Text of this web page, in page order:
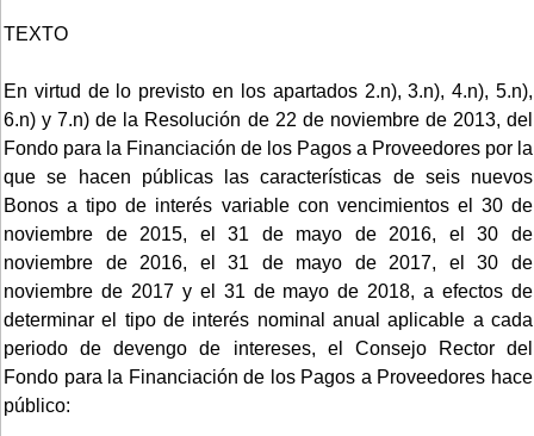
TEXTO
En virtud de lo previsto en los apartados 2.n), 3.n), 4.n), 5.n),
6.n) y 7.n) de la Resolución de 22 de noviembre de 2013, del
Fondo para la Financiación de los Pagos a Proveedores por la
que se hacen públicas las características de seis nuevos
Bonos a tipo de interés variable con vencimientos el 30 de
noviembre de 2015, el 31 de mayo de 2016, el 30 de
noviembre de 2016, el 31 de mayo de 2017, el 30 de
noviembre de 2017 y el 31 de mayo de 2018, a efectos de
determinar el tipo de interés nominal anual aplicable a cada
periodo de devengo de intereses, el Consejo Rector del
Fondo para la Financiación de los Pagos a Proveedores hace
público: